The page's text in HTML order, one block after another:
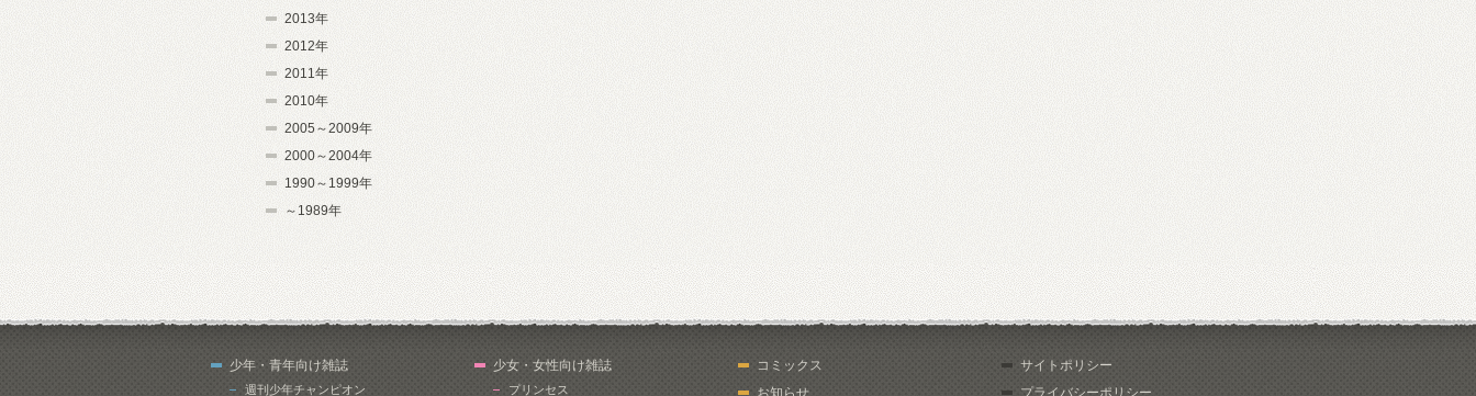
2013年
2012年
2011年
2010年
2005～2009年
2000～2004年
1990～1999年
～1989年
少年・青年向け雑誌
週刊少年チャンピオン
少女・女性向け雑誌
プリンセス
コミックス
お知らせ
サイトポリシー
プライバシーポリシー